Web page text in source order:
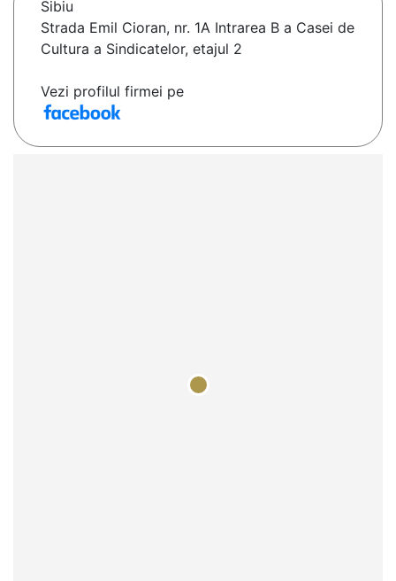
Sibiu
Strada Emil Cioran, nr. 1A Intrarea B a Casei de
Cultura a Sindicatelor, etajul 2
Vezi profilul firmei pe